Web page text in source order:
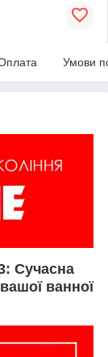
Умови
Сучасна
ванної